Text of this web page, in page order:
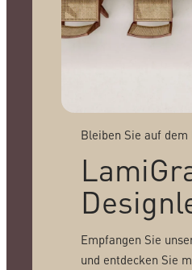
Bleiben Sie auf
Empfangen Sie
und entdecken Sie